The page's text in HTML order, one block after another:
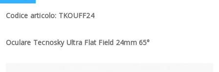
Codice articolo: TKOUFF24
Oculare Tecnosky Ultra Flat Field 24mm 65°